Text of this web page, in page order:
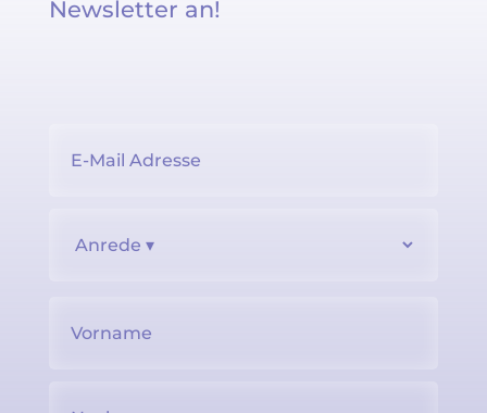
Newsletter an!